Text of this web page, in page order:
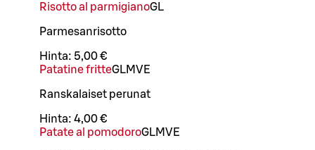
Risotto al parmigianoGL
Parmesanrisotto
Hinta: 5,00 €
Patatine fritteGLMVE
Ranskalaiset perunat
Hinta: 4,00 €
Patate al pomodoroGLMVE